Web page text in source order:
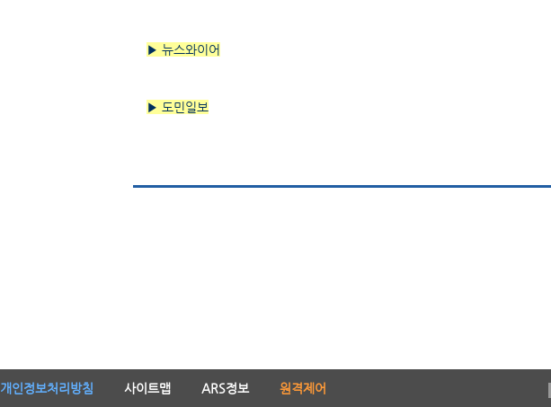
▶ 뉴스와이어
▶ 도민일보
개인정보처리방침 사이트맵 ARS정보 원격제어